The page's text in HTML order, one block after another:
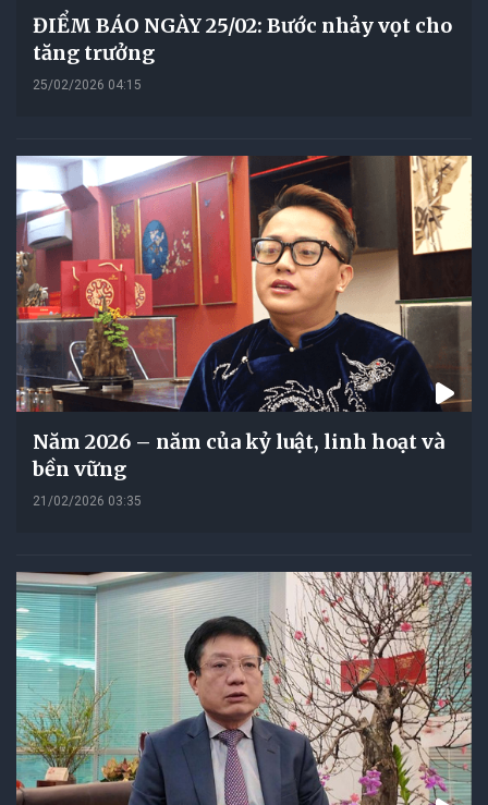
ĐIỂM BÁO NGÀY 25/02: Bước nhảy vọt cho
tăng trưởng
25/02/2026 04:15
Năm 2026 – năm của kỷ luật, linh hoạt và
bền vững
21/02/2026 03:35